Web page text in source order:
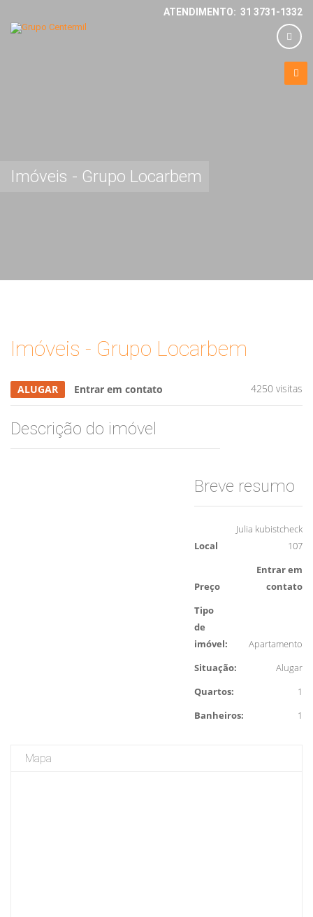
Imóveis - Grupo Locarbem
ATENDIMENTO: 31 3731-1332
Imóveis - Grupo Locarbem
ALUGAR Entrar em contato 4250 visitas
Descrição do imóvel
Breve resumo
Local
Julia kubistcheck
107
Preço
Entrar em
contato
Tipo
de
imóvel:
Apartamento
Situação:
Alugar
Quartos:
1
Banheiros:
1
Mapa